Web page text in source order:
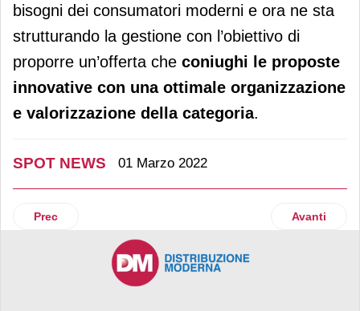
bisogni dei consumatori moderni e ora ne sta
strutturando la gestione con l’obiettivo di
proporre un’offerta che coniughi le proposte
innovative con una ottimale organizzazione
e valorizzazione della categoria.
SPOT NEWS 01 Marzo 2022
Articolo precedente: Alimenta presenta il suo corporate
Prec Articolo
Avanti